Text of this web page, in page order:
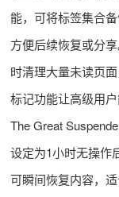
能，可将标签集合
方便后续恢复或分
时清理大量未读页
标记功能让高级用
The Great
设定为1小时无操作
可瞬间恢复内容，